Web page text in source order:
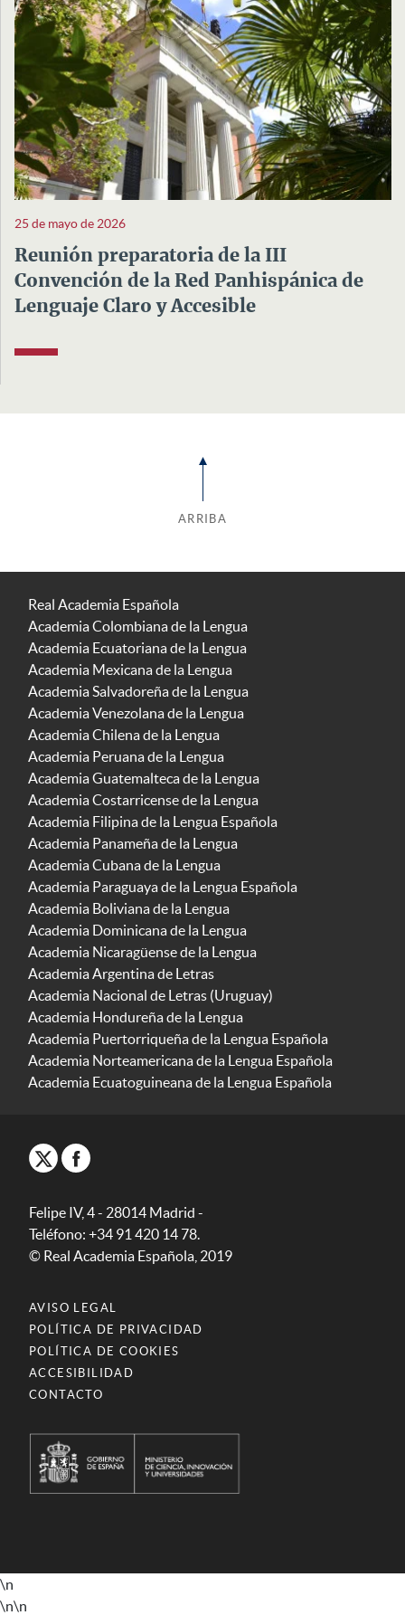
25 de mayo de 2026
Reunión preparatoria de la III
Convención de la Red Panhispánica de
Lenguaje Claro y Accesible
ARRIBA
Real Academia Española
Academia Colombiana de la Lengua
Academia Ecuatoriana de la Lengua
Academia Mexicana de la Lengua
Academia Salvadoreña de la Lengua
Academia Venezolana de la Lengua
Academia Chilena de la Lengua
Academia Peruana de la Lengua
Academia Guatemalteca de la Lengua
Academia Costarricense de la Lengua
Academia Filipina de la Lengua Española
Academia Panameña de la Lengua
Academia Cubana de la Lengua
Academia Paraguaya de la Lengua Española
Academia Boliviana de la Lengua
Academia Dominicana de la Lengua
Academia Nicaragüense de la Lengua
Academia Argentina de Letras
Academia Nacional de Letras (Uruguay)
Academia Hondureña de la Lengua
Academia Puertorriqueña de la Lengua Española
Academia Norteamericana de la Lengua Española
Academia Ecuatoguineana de la Lengua Española
Felipe IV, 4 - 28014 Madrid -
Teléfono: +34 91 420 14 78.
© Real Academia Española, 2019
AVISO LEGAL
POLÍTICA DE PRIVACIDAD
POLÍTICA DE COOKIES
ACCESIBILIDAD
CONTACTO
\n
\n\n